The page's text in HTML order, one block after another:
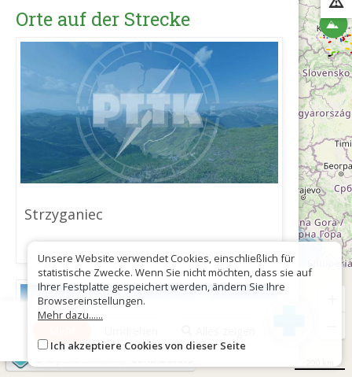
Orte auf der Strecke
Strzyganiec
Unsere Website verwendet Cookies, einschließlich für
statistische Zwecke. Wenn Sie nicht möchten, dass sie auf
Ihrer Festplatte gespeichert werden, ändern Sie Ihre
Browsereinstellungen.
Mehr dazu......
Ich akzeptiere Cookies von dieser Seite